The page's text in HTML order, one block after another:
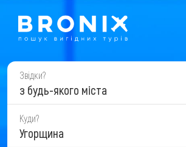
Звідки?
з будь-якого міста
Куди?
Угорщина